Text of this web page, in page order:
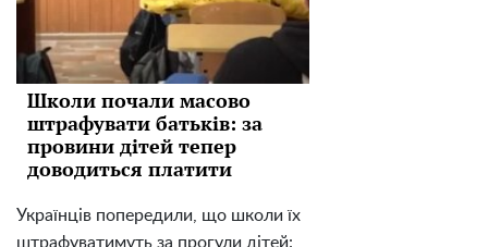
Школи почали масово
штрафувати батьків: за
провини дітей тепер
доводиться платити
Українців попередили, що школи їх
штрафуватимуть за прогули дітей: